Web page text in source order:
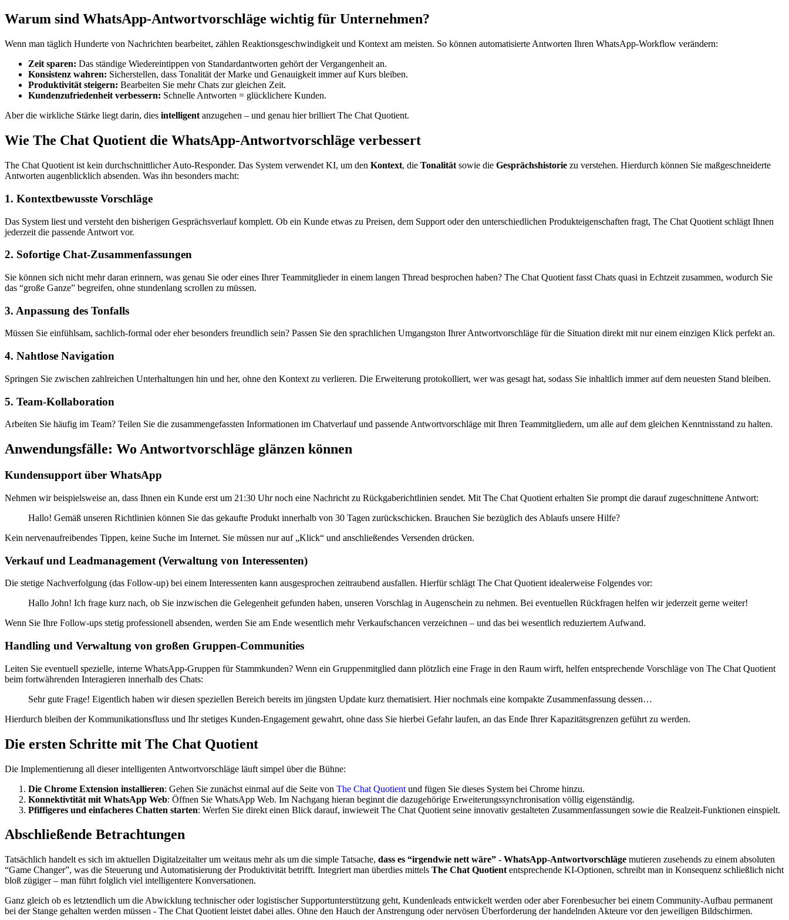
Warum sind WhatsApp-Antwortvorschläge wichtig für Unternehmen?
Wenn man täglich Hunderte von Nachrichten bearbeitet, zählen Reaktionsgeschwindigkeit und Kontext am meisten. So können automatisierte Antworten Ihren WhatsApp-Workflow verändern:
Zeit sparen: Das ständige Wiedereintippen von Standardantworten gehört der Vergangenheit an.
Konsistenz wahren: Sicherstellen, dass Tonalität der Marke und Genauigkeit immer auf Kurs bleiben.
Produktivität steigern: Bearbeiten Sie mehr Chats zur gleichen Zeit.
Kundenzufriedenheit verbessern: Schnelle Antworten = glücklichere Kunden.
Aber die wirkliche Stärke liegt darin, dies intelligent anzugehen – und genau hier brilliert The Chat Quotient.
Wie The Chat Quotient die WhatsApp-Antwortvorschläge verbessert
The Chat Quotient ist kein durchschnittlicher Auto-Responder. Das System verwendet KI, um den Kontext, die Tonalität sowie die Gesprächshistorie zu verstehen. Hierdurch können Sie maßgeschneiderte
Antworten augenblicklich absenden. Was ihn besonders macht:
1. Kontextbewusste Vorschläge
Das System liest und versteht den bisherigen Gesprächsverlauf komplett. Ob ein Kunde etwas zu Preisen, dem Support oder den unterschiedlichen Produkteigenschaften fragt, The Chat Quotient schlägt Ihnen
jederzeit die passende Antwort vor.
2. Sofortige Chat-Zusammenfassungen
Sie können sich nicht mehr daran erinnern, was genau Sie oder eines Ihrer Teammitglieder in einem langen Thread besprochen haben? The Chat Quotient fasst Chats quasi in Echtzeit zusammen, wodurch Sie
das “große Ganze” begreifen, ohne stundenlang scrollen zu müssen.
3. Anpassung des Tonfalls
Müssen Sie einfühlsam, sachlich-formal oder eher besonders freundlich sein? Passen Sie den sprachlichen Umgangston Ihrer Antwortvorschläge für die Situation direkt mit nur einem einzigen Klick perfekt an.
4. Nahtlose Navigation
Springen Sie zwischen zahlreichen Unterhaltungen hin und her, ohne den Kontext zu verlieren. Die Erweiterung protokolliert, wer was gesagt hat, sodass Sie inhaltlich immer auf dem neuesten Stand bleiben.
5. Team-Kollaboration
Arbeiten Sie häufig im Team? Teilen Sie die zusammengefassten Informationen im Chatverlauf und passende Antwortvorschläge mit Ihren Teammitgliedern, um alle auf dem gleichen Kenntnisstand zu halten.
Anwendungsfälle: Wo Antwortvorschläge glänzen können
Kundensupport über WhatsApp
Nehmen wir beispielsweise an, dass Ihnen ein Kunde erst um 21:30 Uhr noch eine Nachricht zu Rückgaberichtlinien sendet. Mit The Chat Quotient erhalten Sie prompt die darauf zugeschnittene Antwort:
Hallo! Gemäß unseren Richtlinien können Sie das gekaufte Produkt innerhalb von 30 Tagen zurückschicken. Brauchen Sie bezüglich des Ablaufs unsere Hilfe?
Kein nervenaufreibendes Tippen, keine Suche im Internet. Sie müssen nur auf „Klick“ und anschließendes Versenden drücken.
Verkauf und Leadmanagement (Verwaltung von Interessenten)
Die stetige Nachverfolgung (das Follow-up) bei einem Interessenten kann ausgesprochen zeitraubend ausfallen. Hierfür schlägt The Chat Quotient idealerweise Folgendes vor:
Hallo John! Ich frage kurz nach, ob Sie inzwischen die Gelegenheit gefunden haben, unseren Vorschlag in Augenschein zu nehmen. Bei eventuellen Rückfragen helfen wir jederzeit gerne weiter!
Wenn Sie Ihre Follow-ups stetig professionell absenden, werden Sie am Ende wesentlich mehr Verkaufschancen verzeichnen – und das bei wesentlich reduziertem Aufwand.
Handling und Verwaltung von großen Gruppen-Communities
Leiten Sie eventuell spezielle, interne WhatsApp-Gruppen für Stammkunden? Wenn ein Gruppenmitglied dann plötzlich eine Frage in den Raum wirft, helfen entsprechende Vorschläge von The Chat Quotient
beim fortwährenden Interagieren innerhalb des Chats:
Sehr gute Frage! Eigentlich haben wir diesen speziellen Bereich bereits im jüngsten Update kurz thematisiert. Hier nochmals eine kompakte Zusammenfassung dessen…
Hierdurch bleiben der Kommunikationsfluss und Ihr stetiges Kunden-Engagement gewahrt, ohne dass Sie hierbei Gefahr laufen, an das Ende Ihrer Kapazitätsgrenzen geführt zu werden.
Die ersten Schritte mit The Chat Quotient
Die Implementierung all dieser intelligenten Antwortvorschläge läuft simpel über die Bühne:
Die Chrome Extension installieren: Gehen Sie zunächst einmal auf die Seite von The Chat Quotient und fügen Sie dieses System bei Chrome hinzu.
Konnektivtität mit WhatsApp Web: Öffnen Sie WhatsApp Web. Im Nachgang hieran beginnt die dazugehörige Erweiterungssynchronisation völlig eigenständig.
Pfiffigeres und einfacheres Chatten starten: Werfen Sie direkt einen Blick darauf, inwieweit The Chat Quotient seine innovativ gestalteten Zusammenfassungen sowie die Realzeit-Funktionen einspielt.
Abschließende Betrachtungen
Tatsächlich handelt es sich im aktuellen Digitalzeitalter um weitaus mehr als um die simple Tatsache, dass es “irgendwie nett wäre” - WhatsApp-Antwortvorschläge mutieren zusehends zu einem absoluten
“Game Changer”, was die Steuerung und Automatisierung der Produktivität betrifft. Integriert man überdies mittels The Chat Quotient entsprechende KI-Optionen, schreibt man in Konsequenz schließlich nicht
bloß zügiger – man führt folglich viel intelligentere Konversationen.
Ganz gleich ob es letztendlich um die Abwicklung technischer oder logistischer Supportunterstützung geht, Kundenleads entwickelt werden oder aber Forenbesucher bei einem Community-Aufbau permanent
bei der Stange gehalten werden müssen - The Chat Quotient leistet dabei alles. Ohne den Hauch der Anstrengung oder nervösen Überforderung der handelnden Akteure vor den jeweiligen Bildschirmen.